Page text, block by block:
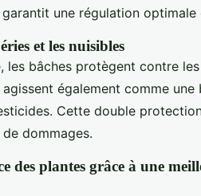
une régulation optimale
et les nuisibles
les bâches protègent contre
également comme
Cette double
dommages.
des plantes grâce à une